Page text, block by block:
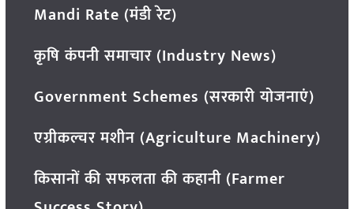
Mandi Rate (मंडी रेट)
कृषि कंपनी समाचार (Industry News)
Government Schemes (सरकारी योजनाएं)
एग्रीकल्चर मशीन (Agriculture Machinery)
किसानों की सफलता की कहानी (Farmer